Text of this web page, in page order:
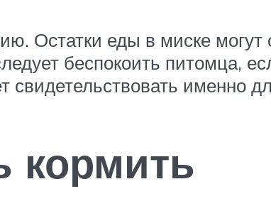
Остатки еды в миске могут
беспокоить питомца,
именно
кормить